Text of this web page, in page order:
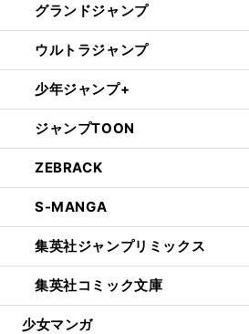
グランドジャンプ
ウルトラジャンプ
少年ジャンプ+
ジャンプTOON
ZEBRACK
S-MANGA
集英社ジャンプリミックス
集英社コミック文庫
少女マンガ